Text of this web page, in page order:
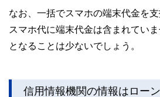
なお、一括でスマホの端末代金を
スマホ代に端末代金は含まれてい
となることは少ないでしょう。
信用情報機関の情報はロー